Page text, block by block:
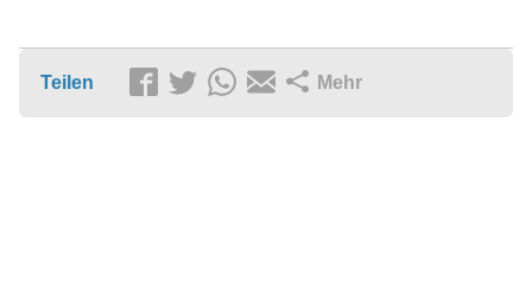
Teilen Mehr